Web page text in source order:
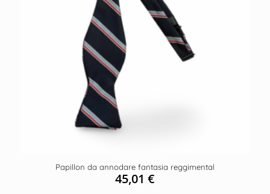
Papillon da annodare fantasia reggimental
45,01€